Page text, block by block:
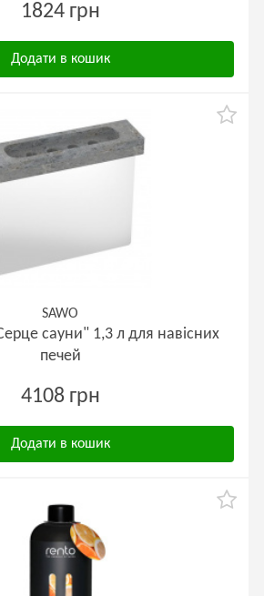
1824 грн
Додати в кошик
SAWO
сауни" 1,3 л для навісних
печей
4108 грн
Додати в кошик